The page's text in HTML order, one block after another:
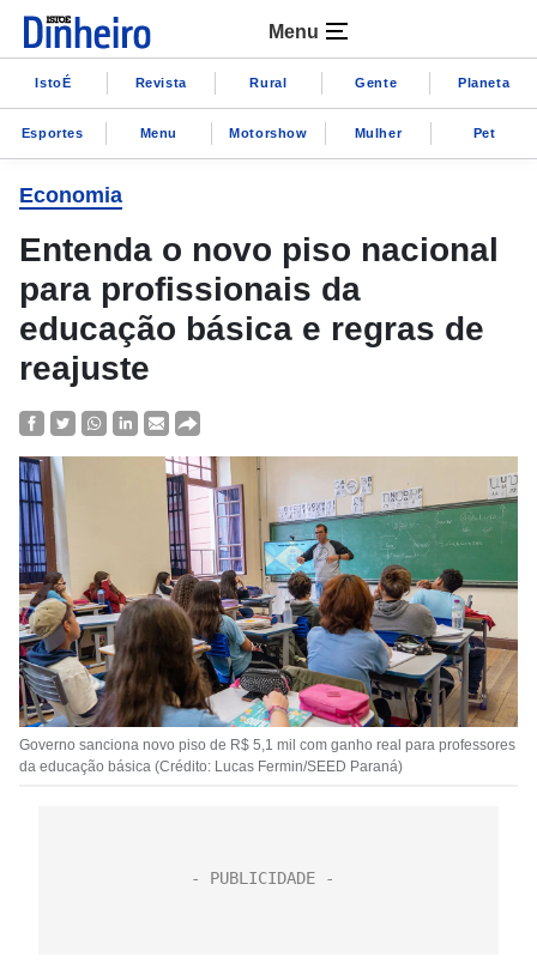
Menu
IstoÉ Revista Rural Gente Planeta
Esportes Menu Motorshow Mulher Pet
Economia
Entenda o novo piso nacional
para profissionais da
educação básica e regras de
reajuste
Governo sanciona novo piso de R$ 5,1 mil com ganho real para professores
da educação básica (Crédito: Lucas Fermin/SEED Paraná)